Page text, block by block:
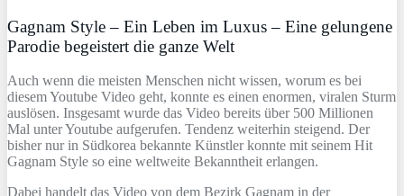
Gagnam Style – Ein Leben im Luxus – Eine gelungene
Parodie begeistert die ganze Welt
Auch wenn die meisten Menschen nicht wissen, worum es bei
diesem Youtube Video geht, konnte es einen enormen, viralen Sturm
auslösen. Insgesamt wurde das Video bereits über 500 Millionen
Mal unter Youtube aufgerufen. Tendenz weiterhin steigend. Der
bisher nur in Südkorea bekannte Künstler konnte mit seinem Hit
Gagnam Style so eine weltweite Bekanntheit erlangen.
Dabei handelt das Video von dem Bezirk Gagnam in der